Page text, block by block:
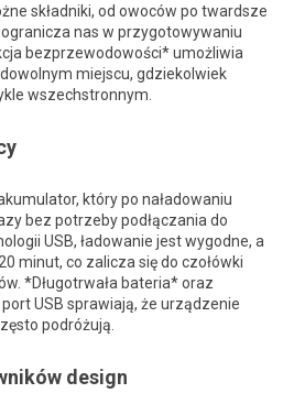
składniki, od owoców po twardsze
nas w przygotowywaniu
bezprzewodowości* umożliwia
miejscu, gdziekolwiek
wszechstronnym.
który po naładowaniu
bez potrzeby podłączania do
USB, ładowanie jest wygodne, a
minut, co zalicza się do czołówki
*Długotrwała bateria* oraz
USB sprawiają, że urządzenie
podróżują.
design